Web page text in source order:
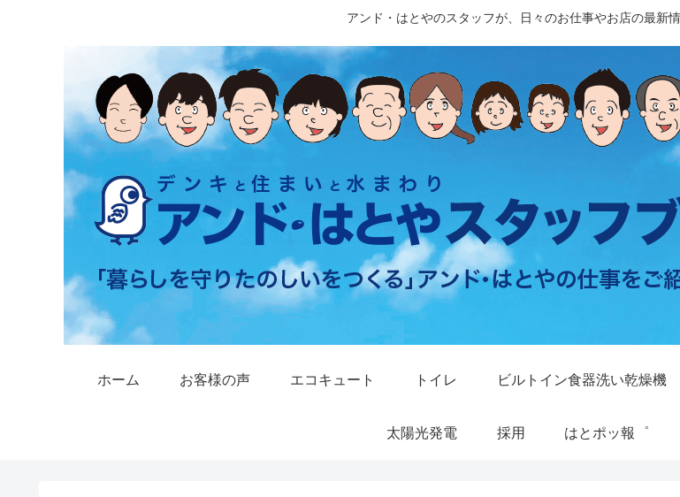
アンド・はとやのスタッフが、日々のお仕事やお店の最新
ホーム お客様の声 エコキュート トイレ ビルトイン食器洗い乾燥機
太陽光発電 採用 はとポッ報゜